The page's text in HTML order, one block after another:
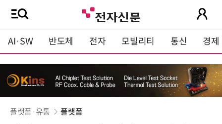
AI·SW 반도체 전자 모빌리티 통신 경제
플랫폼·유통 플랫폼